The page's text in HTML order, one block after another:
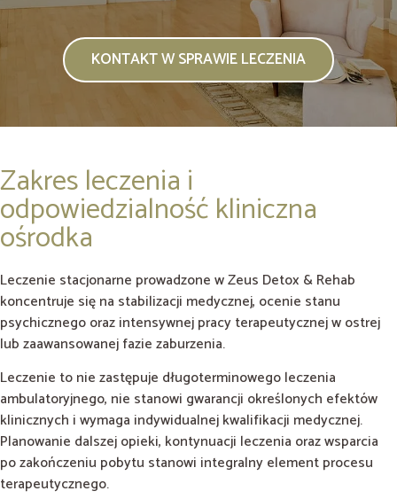
KONTAKT W SPRAWIE LECZENIA
Zakres leczenia i
odpowiedzialność kliniczna
ośrodka
Leczenie stacjonarne prowadzone w Zeus Detox & Rehab
koncentruje się na stabilizacji medycznej, ocenie stanu
psychicznego oraz intensywnej pracy terapeutycznej w ostrej
lub zaawansowanej fazie zaburzenia.
Leczenie to nie zastępuje długoterminowego leczenia
ambulatoryjnego, nie stanowi gwarancji określonych efektów
klinicznych i wymaga indywidualnej kwalifikacji medycznej.
Planowanie dalszej opieki, kontynuacji leczenia oraz wsparcia
po zakończeniu pobytu stanowi integralny element procesu
terapeutycznego.